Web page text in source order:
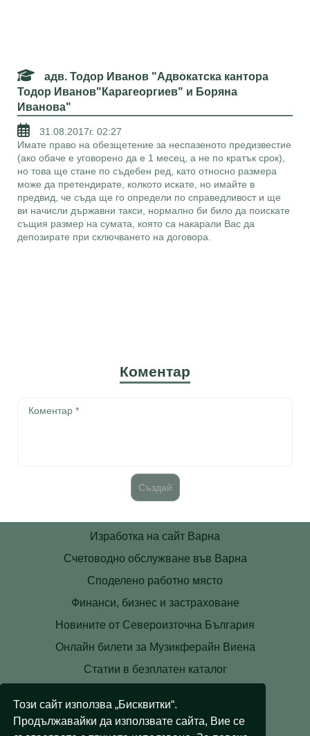
Този сайт използва „Бисквитки“.
Продължавайки да използвате сайта, Вие се
адв. Тодор Иванов "Адвокатска кантора
Тодор Иванов"Карагеоргиев" и Боряна
Иванова"
31.08.2017г. 02:27
Имате право на обезщетение за неспазеното предизвестие
(ако обаче е уговорено да е 1 месец, а не по кратък срок),
но това ще стане по съдебен ред, като относно размера
може да претендирате, колкото искате, но имайте в
предвид, че съда ще го определи по справедливост и ще
ви начисли държавни такси, нормално би било да поискате
същия размер на сумата, която са накарали Вас да
депозирате при сключването на договора.
Коментар
Изработка на сайт Варна
Счетоводно обслужване във Варна
Споделено работно място
Финанси, бизнес и застраховане
Новините от Североизточна България
Онлайн билети за Музикферайн Виена
Статии в безплатен каталог